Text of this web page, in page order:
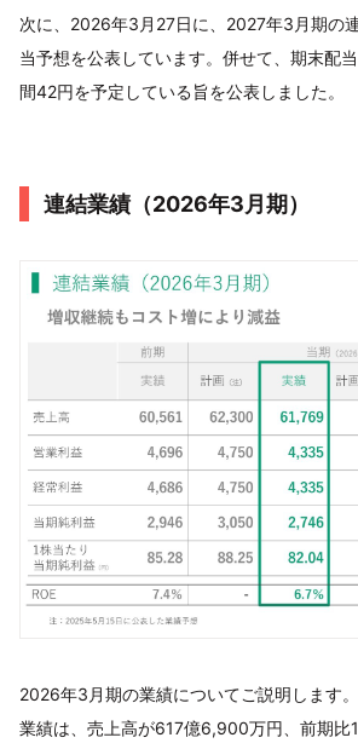
次に、2026年3月27日に、2027年3月期の
当予想を公表しています。併せて、期末配
間42円を予定している旨を公表しました。
連結業績（2026年3月期）
2026年3月期の業績についてご説明します
業績は、売上高が617億6,900万円、前期比